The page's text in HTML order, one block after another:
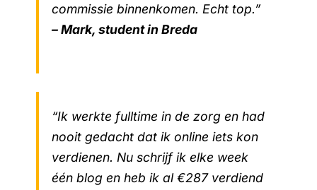
commissie binnenkomen. Echt top.”
– Mark, student in Breda
“Ik werkte fulltime in de zorg en had
nooit gedacht dat ik online iets kon
verdienen. Nu schrijf ik elke week
één blog en heb ik al €287 verdiend